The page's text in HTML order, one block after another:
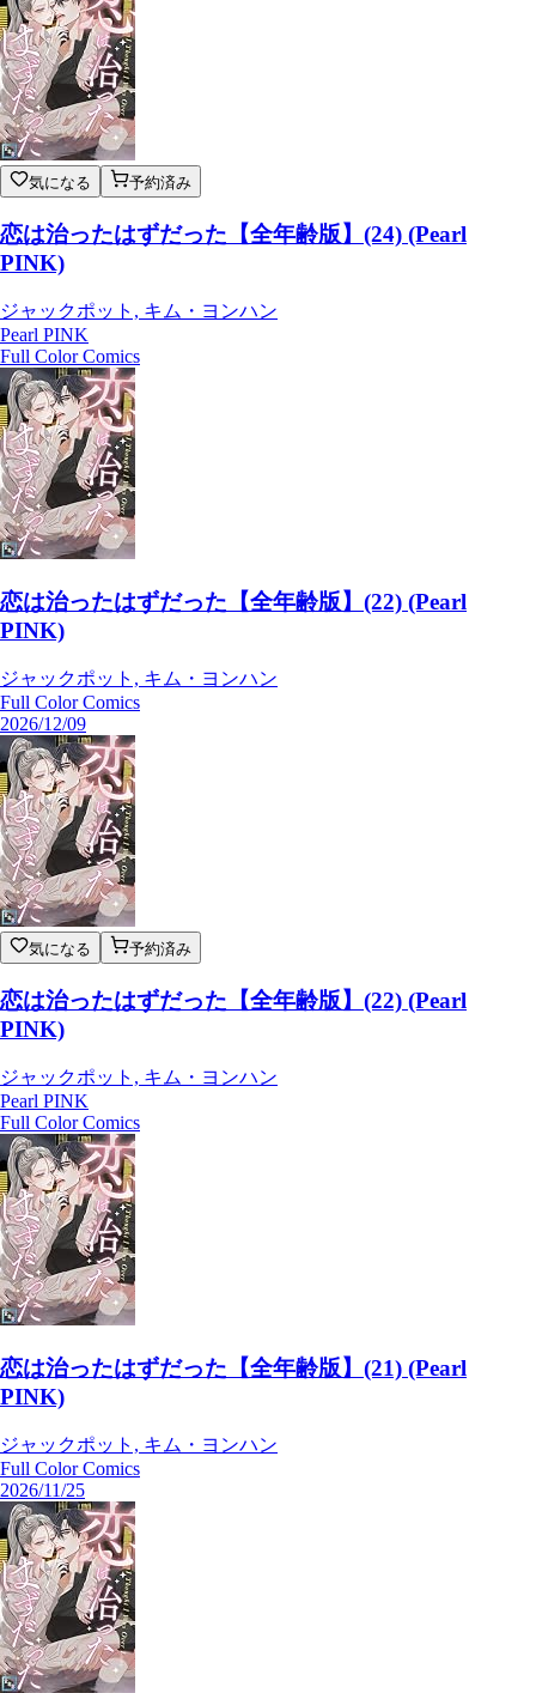
気になる 予約済み
恋は治ったはずだった【全年齢版】(24) (Pearl
PINK)
ジャックポット, キム・ヨンハン
Pearl PINK
Full Color Comics
恋は治ったはずだった【全年齢版】(22) (Pearl
PINK)
ジャックポット, キム・ヨンハン
Full Color Comics
2026/12/09
気になる 予約済み
恋は治ったはずだった【全年齢版】(22) (Pearl
PINK)
ジャックポット, キム・ヨンハン
Pearl PINK
Full Color Comics
恋は治ったはずだった【全年齢版】(21) (Pearl
PINK)
ジャックポット, キム・ヨンハン
Full Color Comics
2026/11/25